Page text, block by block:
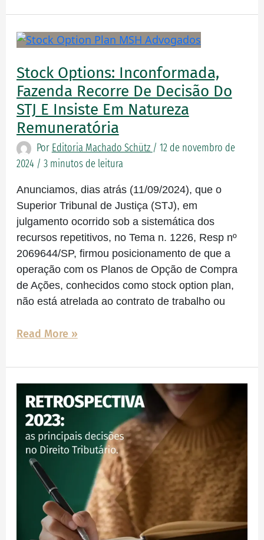
Stock Options: Inconformada,
Fazenda Recorre De Decisão Do
STJ E Insiste Em Natureza
Remuneratória
Por Editoria Machado Schütz / 12 de novembro de
2024 / 3 minutos de leitura
Anunciamos, dias atrás (11/09/2024), que o
Superior Tribunal de Justiça (STJ), em
julgamento ocorrido sob a sistemática dos
recursos repetitivos, no Tema n. 1226, Resp nº
2069644/SP, firmou posicionamento de que a
operação com os Planos de Opção de Compra
de Ações, conhecidos como stock option plan,
não está atrelada ao contrato de trabalho ou
Stock
inconformada,
Fazenda
recorre
de
decisão
do
STJ
insiste
em
natureza
remuneratória
Read More »
principais
decisões
no
Direito
Tributário em